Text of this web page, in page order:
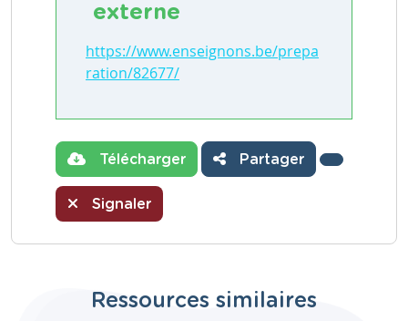
externe
https://www.enseignons.be/prepa
ration/82677/
Télécharger Partager
Signaler
Ressources similaires